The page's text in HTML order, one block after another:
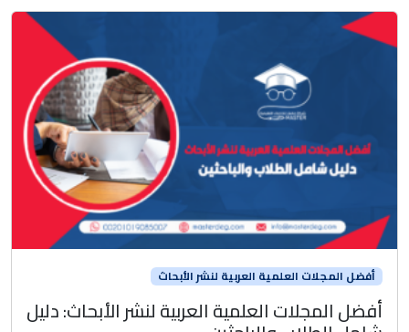
أفضل المجلات العلمية العربية لنشر الأبحاث
أفضل المجلات العلمية العربية لنشر الأبحاث: دليل